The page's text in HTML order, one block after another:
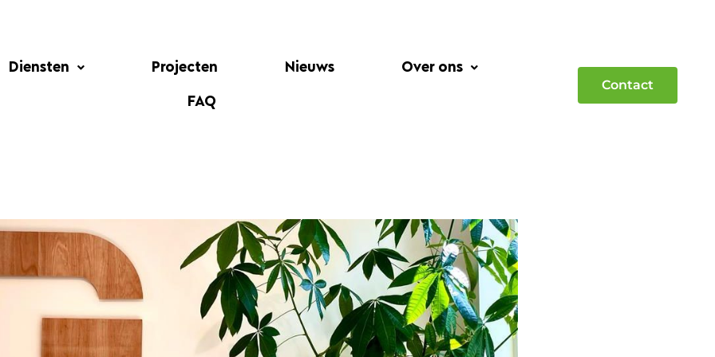
Diensten Projecten Nieuws Over ons
FAQ
Contact